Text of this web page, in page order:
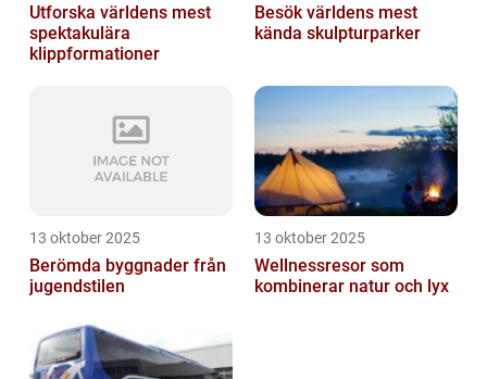
Utforska världens mest
spektakulära
klippformationer
Besök världens mest
kända skulpturparker
13 oktober 2025
Berömda byggnader från
jugendstilen
13 oktober 2025
Wellnessresor som
kombinerar natur och lyx